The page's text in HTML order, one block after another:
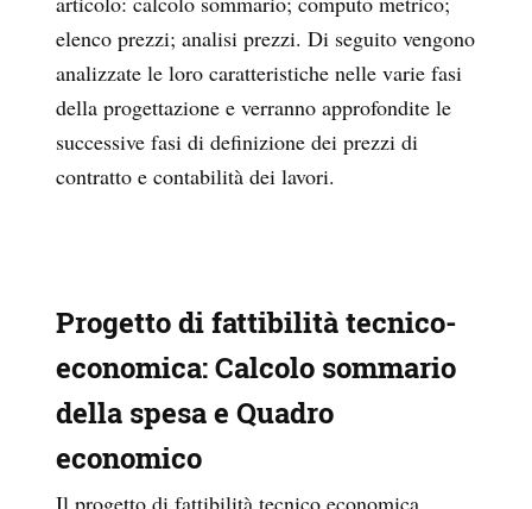
elenco prezzi; analisi prezzi. Di seguito vengono
analizzate le loro caratteristiche nelle varie fasi
della progettazione e verranno approfondite le
successive fasi di definizione dei prezzi di
contratto e contabilità dei lavori.
Progetto di fattibilità tecnico-
economica: Calcolo sommario
della spesa e Quadro
economico
Il progetto di fattibilità tecnico economica,